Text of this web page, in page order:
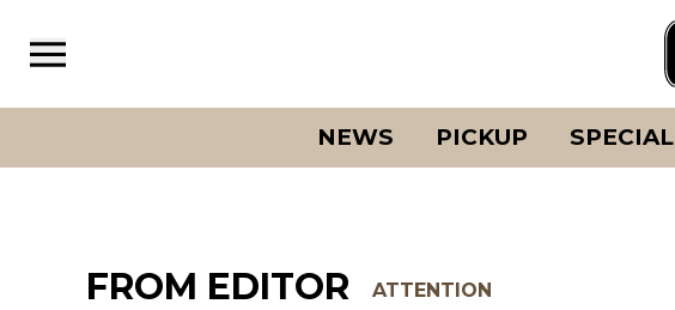
NEWS PICKUP SPECIAL
FROM EDITOR ATTENTION